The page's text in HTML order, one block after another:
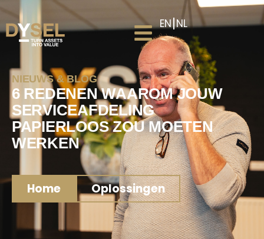
EN NL
NIEUWS & BLOG
6 REDENEN WAAROM JOUW
SERVICEAFDELING
PAPIERLOOS ZOU MOETEN
WERKEN
Home Oplossingen